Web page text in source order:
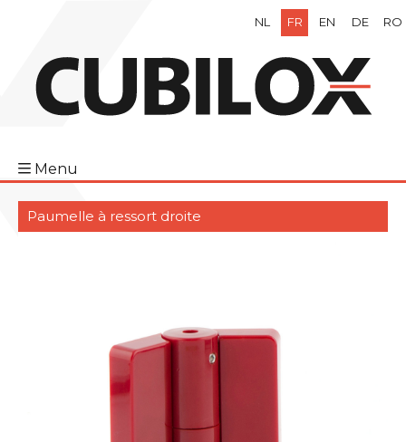
NL FR EN DE RO
Menu
Paumelle à ressort droite